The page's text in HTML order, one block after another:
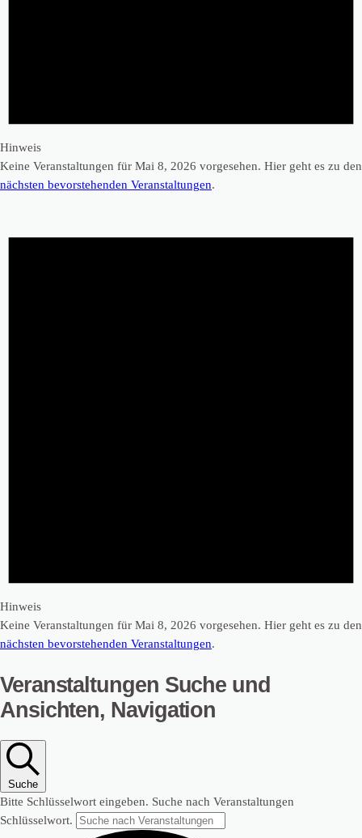
Hinweis
Keine Veranstaltungen für Mai 8, 2026 vorgesehen. Hier geht es zu den
nächsten bevorstehenden Veranstaltungen.
Hinweis
Keine Veranstaltungen für Mai 8, 2026 vorgesehen. Hier geht es zu den
nächsten bevorstehenden Veranstaltungen.
Veranstaltungen Suche und
Ansichten, Navigation
Suche
Bitte Schlüsselwort eingeben. Suche nach Veranstaltungen
Schlüsselwort.